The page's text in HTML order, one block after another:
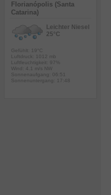
Florianópolis (Santa
Catarina)
Leichter Niesel
25°C
Gefühlt: 19°C
Luftdruck: 1012 mb
Luftfeuchtigkeit: 97%
Wind: 4.1 m/s NW
Sonnenaufgang: 06:51
Sonnenuntergang: 17:48